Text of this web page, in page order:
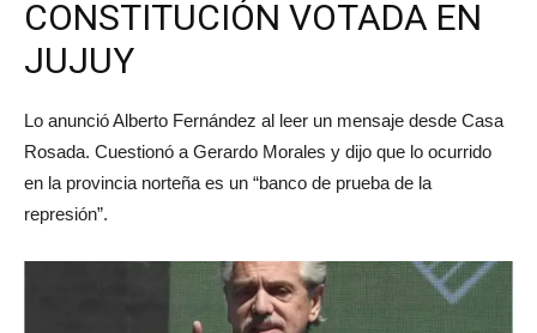
CONSTITUCIÓN VOTADA EN
JUJUY
Lo anunció Alberto Fernández al leer un mensaje desde Casa
Rosada. Cuestionó a Gerardo Morales y dijo que lo ocurrido
en la provincia norteña es un “banco de prueba de la
represión”.